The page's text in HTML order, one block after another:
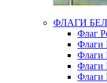
ФЛАГИ
Флаг
Флаги
Флаги
Флаги
Флаги